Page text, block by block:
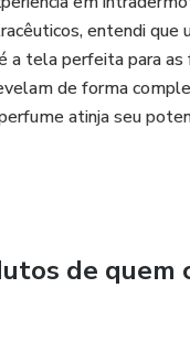
PÃO (NOÇÕES
entendi que
a tela perfeita para as
de forma
atinja seu
Descobri que os
de espírito, capazes de
aliviar o estresse e
aroma é uma
de quem